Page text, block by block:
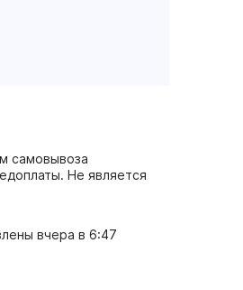
самовывоза
Не является
вчера в 6:47